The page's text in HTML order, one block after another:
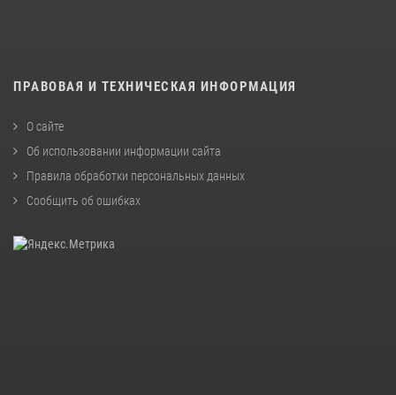
ПРАВОВАЯ И ТЕХНИЧЕСКАЯ ИНФОРМАЦИЯ
О сайте
Об использовании информации сайта
Правила обработки персональных данных
Сообщить об ошибках